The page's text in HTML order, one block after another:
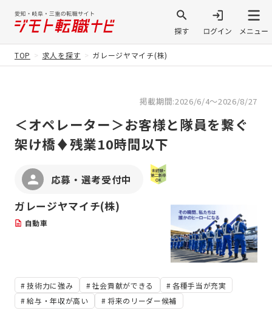
TOP 求人を探す ガレージヤマイチ(株)
掲載期間:2026/6/4～2026/8/27
＜オペレーター＞お客様と隊員を繋ぐ
架け橋♦残業10時間以下
応募・選考受付中
ガレージヤマイチ(株)
自動車
技術力に強み 社会貢献ができる
各種手当が充実
給与・年収が高い
将来のリーダー候補